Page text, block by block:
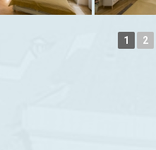
1 2